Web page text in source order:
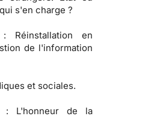
s'en charge ?
: Réinstallation en
de l'information
et sociales.
: L'honneur de la